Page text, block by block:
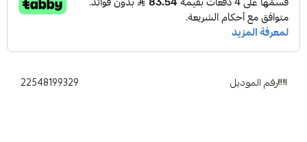
رقم الموديل 22548199329